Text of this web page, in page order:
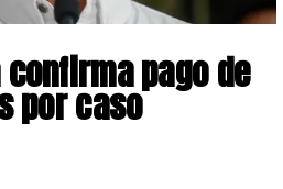
pago de
por caso